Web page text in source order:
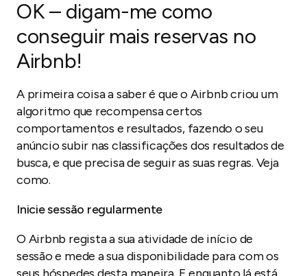
OK – digam-me como
conseguir mais reservas no
Airbnb!
A primeira coisa a saber é que o Airbnb criou um
algoritmo que recompensa certos
comportamentos e resultados, fazendo o seu
anúncio subir nas classificações dos resultados de
busca, e que precisa de seguir as suas regras. Veja
como.
Inicie sessão regularmente
O Airbnb regista a sua atividade de início de
sessão e mede a sua disponibilidade para com os